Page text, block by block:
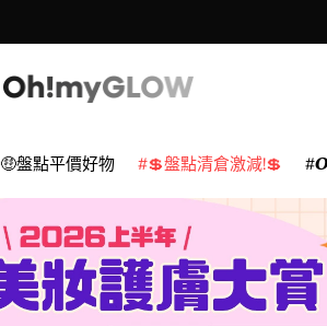
🤑盤點平價好物 💲盤點清倉激減!💲